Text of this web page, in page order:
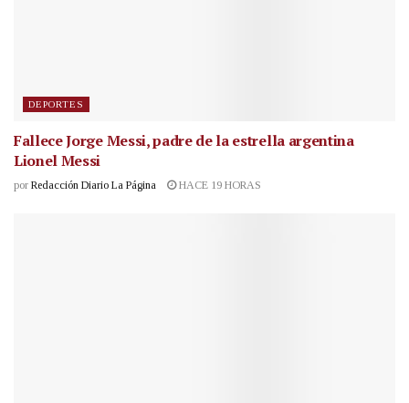
DEPORTES
Fallece Jorge Messi, padre de la estrella argentina
Lionel Messi
por Redacción Diario La Página HACE 19 HORAS